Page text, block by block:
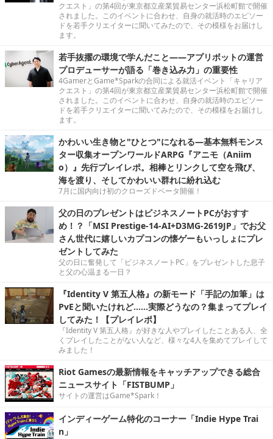
クエスト」の第4回が東京都立産業貿易センター浜松町館で開催
されました。このイベントに合わせ、自身の就活時のエピソー
ドを若手クリエイターに聞いてみたので、その模様をお届けし
ます。
若手抜擢の環境で学んだこと――アプリボットの運営
プロデューサーが語る「巻き込み力」の重要性
4GamerとGame*Sparkの合同による就活イベント「キャリア
クエスト」の第4回が東京都立産業貿易センター浜松町館で開催
されました。このイベントに合わせ、自身の就活時のエピソー
ドを若手クリエイターに聞いてみたので、その模様をお届けし
ます。
かわいい生き物と"ひとつ"になれる―基本無料モンス
ター収集オープンワールドARPG『アニモ（Aniim
o）』先行プレイレポ。相棒とリンクして空を飛び、
海を渡り、そしてかわいい群れに紛れ込む
7月に国内向け初のクローズドベータ開催！
父の日のプレゼントはビジネスノートPCがおすす
め！？「MSI Prestige-14-AI+D3MG-2619JP」でお父
さん世代に嬉しいカプコンの懐ゲーもいっしょにプレ
ゼントしてみた
父の日に奮発して「ビジネスノートPC」をプレゼントした息子
と父の心温まる一日？
『Identity V 第五人格』の新モード「手記の加筆」は
PvEと聞いたけれど……実際どうなの？集まってプレイ
してみた！【プレイレポ】
『Identity V 第五人格』が好きな人やプレイしたことある人、全
くプレイしたことがない人など、様々な4人を集めてプレイして
みました！
Riot Gamesの最新情報をキャッチアップできる総合
ニュースサイト「FISTBUMP」
サイトの運営はGame*Spark！
インディーゲーム特化のコーナー「Indie Hype Trai
n」